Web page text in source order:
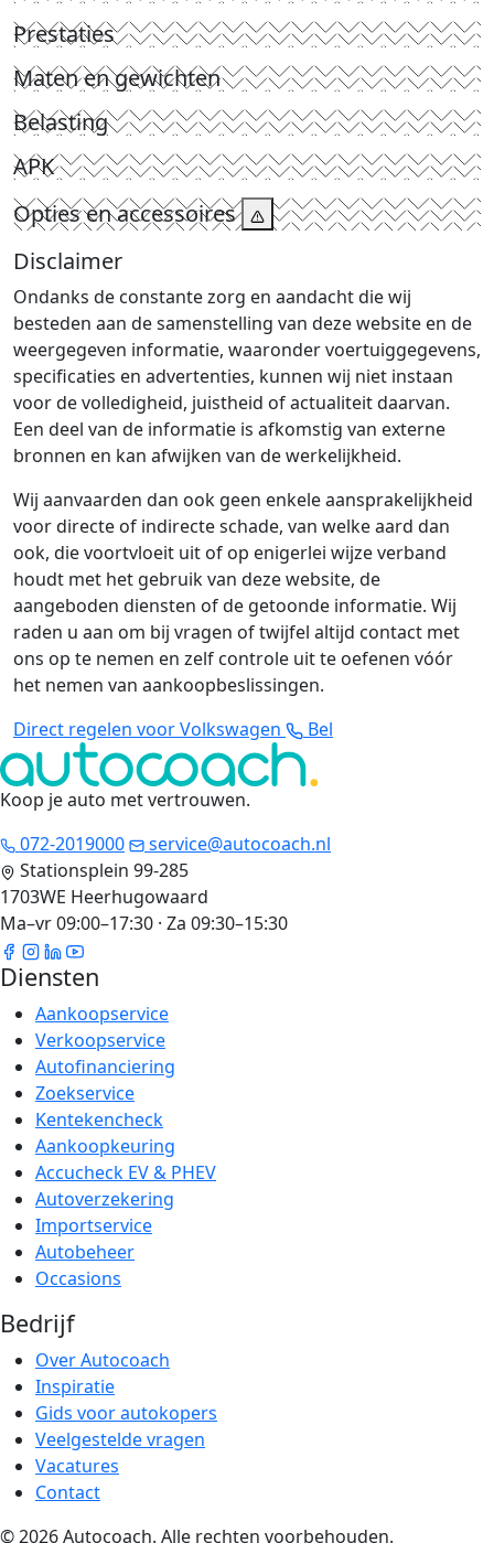
Prestaties
Maten en gewichten
Belasting
APK
Opties en accessoires
Disclaimer
Ondanks de constante zorg en aandacht die wij
besteden aan de samenstelling van deze website en de
weergegeven informatie, waaronder voertuiggegevens,
specificaties en advertenties, kunnen wij niet instaan
voor de volledigheid, juistheid of actualiteit daarvan.
Een deel van de informatie is afkomstig van externe
bronnen en kan afwijken van de werkelijkheid.
Wij aanvaarden dan ook geen enkele aansprakelijkheid
voor directe of indirecte schade, van welke aard dan
ook, die voortvloeit uit of op enigerlei wijze verband
houdt met het gebruik van deze website, de
aangeboden diensten of de getoonde informatie. Wij
raden u aan om bij vragen of twijfel altijd contact met
ons op te nemen en zelf controle uit te oefenen vóór
het nemen van aankoopbeslissingen.
Direct regelen voor Volkswagen
Bel
Koop je auto met vertrouwen.
072-2019000
service@autocoach.nl
Stationsplein 99-285
1703WE Heerhugowaard
Ma–vr 09:00–17:30 · Za 09:30–15:30
Diensten
Aankoopservice
Verkoopservice
Autofinanciering
Zoekservice
Kentekencheck
Aankoopkeuring
Accucheck EV & PHEV
Autoverzekering
Importservice
Autobeheer
Occasions
Bedrijf
Over Autocoach
Inspiratie
Gids voor autokopers
Veelgestelde vragen
Vacatures
Contact
© 2026 Autocoach. Alle rechten voorbehouden.